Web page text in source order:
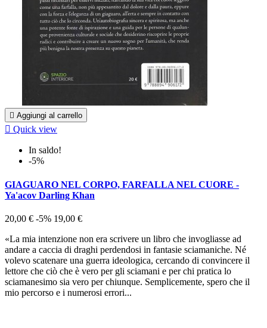
 Aggiungi al carrello
 Quick view
In saldo!
-5%
GIAGUARO NEL CORPO, FARFALLA NEL CUORE -
Ya'acov Darling Khan
20,00 € -5% 19,00 €
«La mia intenzione non era scrivere un libro che invogliasse ad
andare a caccia di draghi perdendosi in fantasie sciamaniche. Né
volevo scatenare una guerra ideologica, cercando di convincere il
lettore che ciò che è vero per gli sciamani e per chi pratica lo
sciamanesimo sia vero per chiunque. Semplicemente, spero che il
mio percorso e i numerosi errori...